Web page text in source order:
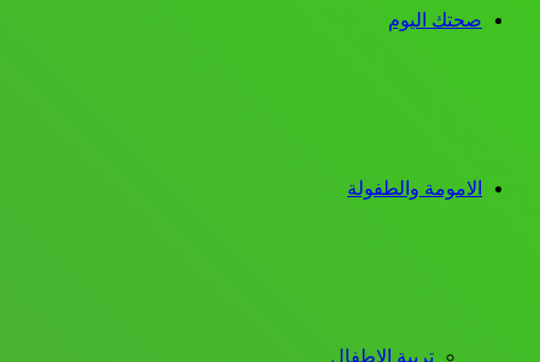
صحتك اليوم
الامومة والطفولة
تربية الاطفال